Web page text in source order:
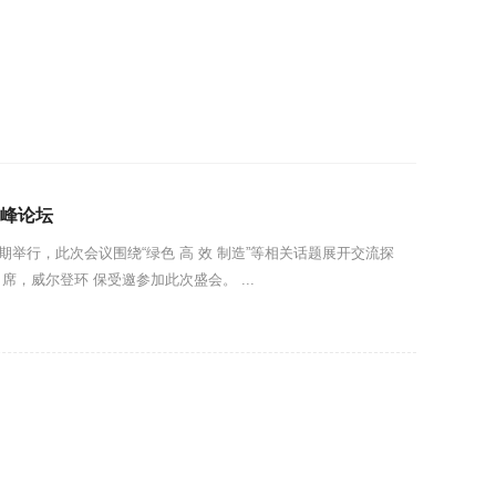
论坛
行，此次会议围绕“绿色 高 效 制造”等相关话题展开交流探
，威尔登环 保受邀参加此次盛会。 ...